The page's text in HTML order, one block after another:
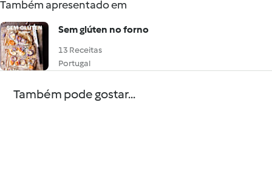
Também apresentado em
Sem glúten no forno
13 Receitas
Portugal
Também pode gostar...